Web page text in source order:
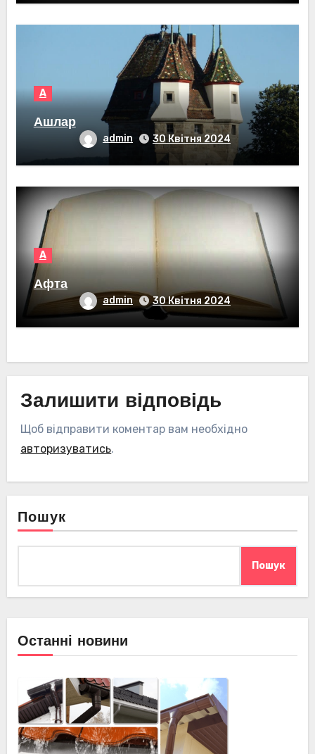
А
Ашлар
admin 30 Квітня 2024
А
Афта
admin 30 Квітня 2024
Залишити відповідь
Щоб відправити коментар вам необхідно
авторизуватись.
Пошук
Пошук
Останні новини